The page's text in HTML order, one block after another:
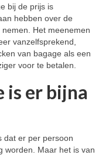
bij de prijs is
hebben over de
nemen. Het meenemen
vanzelfsprekend,
van bagage als een
voor te betalen.
is er bijna
dat er per persoon
worden. Maar het is van